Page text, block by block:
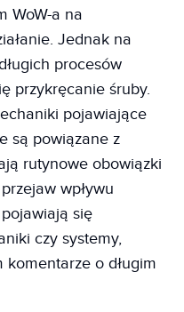
WoW-a na
Jednak na
procesów
przykręcanie śruby.
pojawiające
są powiązane z
rutynowe obowiązki
wpływu
się
czy systemy,
komentarze o długim